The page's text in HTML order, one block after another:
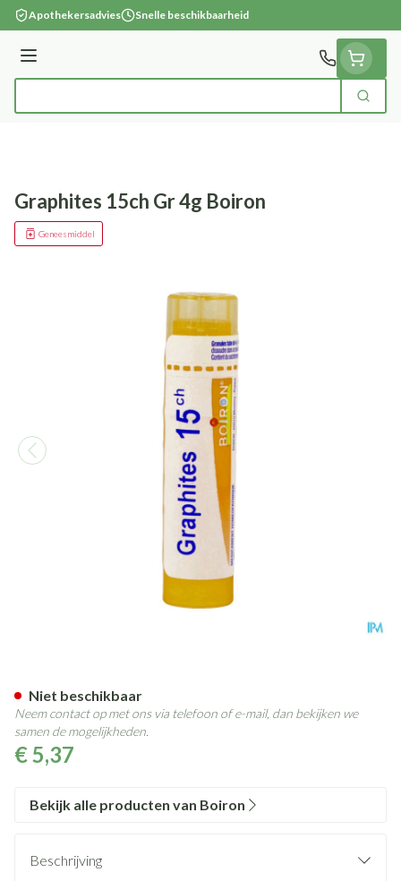
Ga naar de inhoud
Apothekersadvies Snelle beschikbaarheid
Menu
Zoek
Graphites 15ch Gr 4g Boiron
Geneesmiddel
€ 5,37
Niet beschikbaar
Neem contact op met ons via telefoon of e-mail, dan bekijken we
samen de mogelijkheden.
Bekijk alle producten van Boiron
Beschrijving